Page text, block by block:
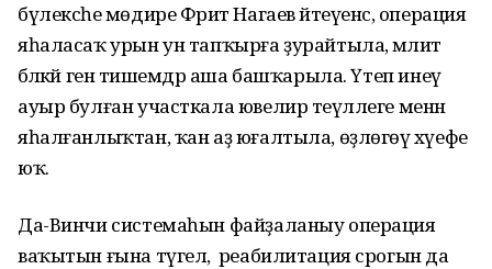
бүлексәһе мөдире Фәрит Нагаев әйтеүенсә, операция
яһаласаҡ урын ун тапҡырға ҙурайтыла, әмәлиәт
бәләкәй генә тишемдәр аша башҡарыла. Үтеп инеү
ауыр булған участкала ювелир теүәллеге менән
яһалғанлыҡтан, ҡан аҙ юғалтыла, өҙлөгөү хәүефе
юҡ.
Да-Винчи системаһын файҙаланыу операция
ваҡытын ғына түгел, ә реабилитация срогын да